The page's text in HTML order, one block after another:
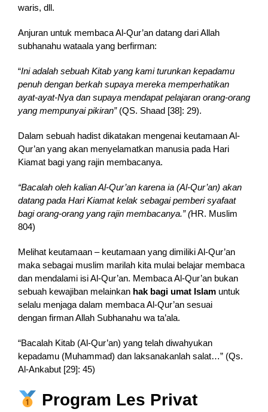
waris, dll.
Anjuran untuk membaca Al-Qur’an datang dari Allah
subhanahu wataala yang berfirman:
“Ini adalah sebuah Kitab yang kami turunkan kepadamu
penuh dengan berkah supaya mereka memperhatikan
ayat-ayat-Nya dan supaya mendapat pelajaran orang-orang
yang mempunyai pikiran” (QS. Shaad [38]: 29).
Dalam sebuah hadist dikatakan mengenai keutamaan Al-
Qur’an yang akan menyelamatkan manusia pada Hari
Kiamat bagi yang rajin membacanya.
“Bacalah oleh kalian Al-Qur’an karena ia (Al-Qur’an) akan
datang pada Hari Kiamat kelak sebagai pemberi syafaat
bagi orang-orang yang rajin membacanya.” (HR. Muslim
804)
Melihat keutamaan – keutamaan yang dimiliki Al-Qur’an
maka sebagai muslim marilah kita mulai belajar membaca
dan mendalami isi Al-Qur’an. Membaca Al-Qur’an bukan
sebuah kewajiban melainkan hak bagi umat Islamuntuk
selalu menjaga dalam membaca Al-Qur’an sesuai
dengan firman Allah Subhanahu wa ta’ala.
“Bacalah Kitab (Al-Qur’an) yang telah diwahyukan
kepadamu (Muhammad) dan laksanakanlah salat…” (Qs.
Al-Ankabut [29]: 45)
Program Les Privat